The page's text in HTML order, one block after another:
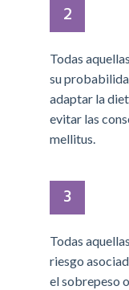
2
Todas
su
adaptar la
evitar las
mellitus.
3
Todas
riesgo
el sobrepeso